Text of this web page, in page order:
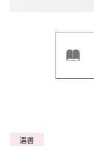
選書